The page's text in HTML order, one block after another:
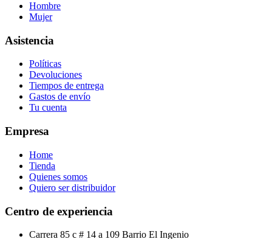
Hombre
Mujer
Asistencia
Políticas
Devoluciones
Tiempos de entrega
Gastos de envío
Tu cuenta
Empresa
Home
Tienda
Quienes somos
Quiero ser distribuidor
Centro de experiencia
Carrera 85 c # 14 a 109 Barrio El Ingenio